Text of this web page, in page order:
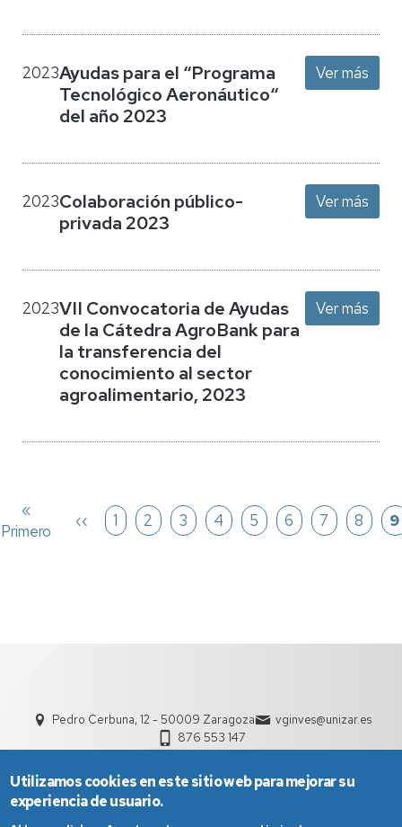
2023Ayudas para el “Programa
Tecnológico Aeronáutico“
del año 2023
Ver más
2023Colaboración público-
privada 2023
Ver más
2023VII Convocatoria de Ayudas
de la Cátedra AgroBank para
la transferencia del
conocimiento al sector
agroalimentario, 2023
Ver más
Primera
página
«
Primero
Página
anterior
‹‹ Página
1 Página
2 Página
3 Página
4 Página
5 Página
6 Página
7 Página
8 9
Pedro Cerbuna, 12 - 50009 Zaragoza
vginves@unizar.es
876 553 147
Utilizamos cookies en este sitio web para mejorar su
experiencia de usuario.